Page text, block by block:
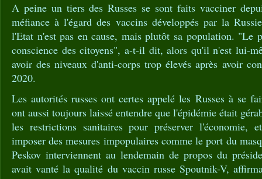
A peine un tiers des Russes se sont faits vacciner
méfiance à l'égard des vaccins développés par la
l'Etat n'est pas en cause, mais plutôt sa population. "Le
conscience des citoyens", a-t-il dit, alors qu'il n'est lui-
avoir des niveaux d'anti-corps trop élevés après avoir
2020.
Les autorités russes ont certes appelé les Russes à se
ont aussi toujours laissé entendre que l'épidémie était
les restrictions sanitaires pour préserver l'économie,
imposer des mesures impopulaires comme le port du
Peskov interviennent au lendemain de propos du
avait vanté la qualité du vaccin russe Spoutnik-V,